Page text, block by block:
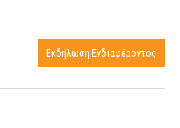
Εκδήλωση Ενδιαφέροντος